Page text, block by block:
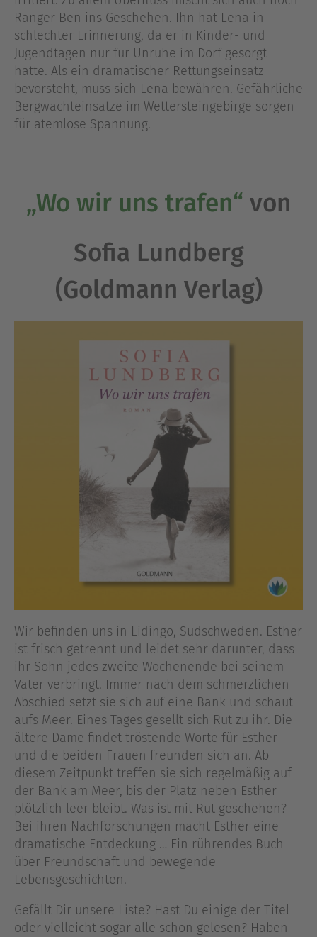
Ranger Ben ins Geschehen. Ihn hat Lena in
schlechter Erinnerung, da er in Kinder- und
Jugendtagen nur für Unruhe im Dorf gesorgt
hatte. Als ein dramatischer Rettungseinsatz
bevorsteht, muss sich Lena bewähren. Gefährliche
Bergwachteinsätze im Wettersteingebirge sorgen
für atemlose Spannung.
„Wo wir uns trafen“ von
Sofia Lundberg
(Goldmann Verlag)
Wir befinden uns in Lidingö, Südschweden. Esther
ist frisch getrennt und leidet sehr darunter, dass
ihr Sohn jedes zweite Wochenende bei seinem
Vater verbringt. Immer nach dem schmerzlichen
Abschied setzt sie sich auf eine Bank und schaut
aufs Meer. Eines Tages gesellt sich Rut zu ihr. Die
ältere Dame findet tröstende Worte für Esther
und die beiden Frauen freunden sich an. Ab
diesem Zeitpunkt treffen sie sich regelmäßig auf
der Bank am Meer, bis der Platz neben Esther
plötzlich leer bleibt. Was ist mit Rut geschehen?
Bei ihren Nachforschungen macht Esther eine
dramatische Entdeckung … Ein rührendes Buch
über Freundschaft und bewegende
Lebensgeschichten.
Gefällt Dir unsere Liste? Hast Du einige der Titel
oder vielleicht sogar alle schon gelesen? Haben